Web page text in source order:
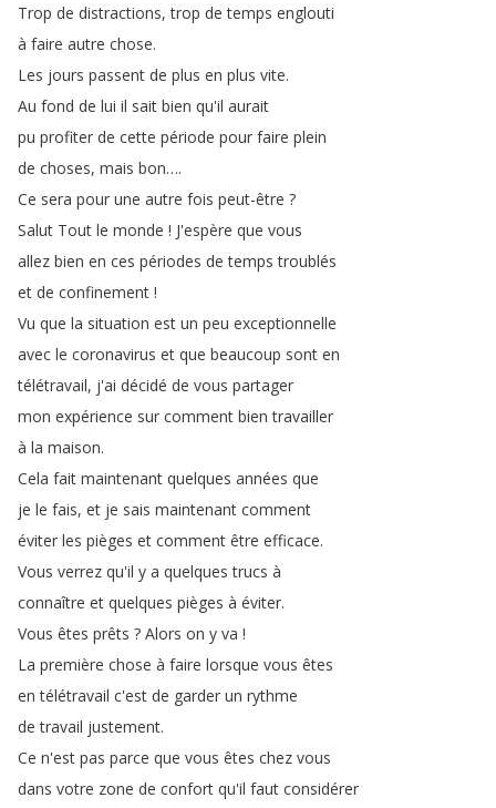
Trop de distractions,trop de temps englouti
à faire autre chose.
Les jours passent de plus en plus vite.
Au fond de lui il sait bien qu'il aurait
pu profiter de cette période pour faire plein
de choses, mais bon….
Ce sera pour une autre fois peut-être ?
Salut Tout le monde ! J'espère que vous
allez bien en ces périodes de temps troublés
et de confinement !
Vu que la situation est un peu exceptionnelle
avec le coronavirus et que beaucoup sont en
télétravail, j'ai décidé de vous partager
mon expérience sur comment bien travailler
à la maison.
Cela fait maintenant quelques années que
je le fais, et je sais maintenant comment
éviter les pièges et comment être efficace.
Vous verrez qu'il y a quelques trucs à
connaître et quelques pièges à éviter.
Vous êtes prêts ? Alors on y va !
La première chose à faire lorsque vous êtes
en télétravail c'est de garder un rythme
de travail justement.
Ce n'est pas parce que vous êtes chez vous
dans votre zone de confort qu'il faut considérer